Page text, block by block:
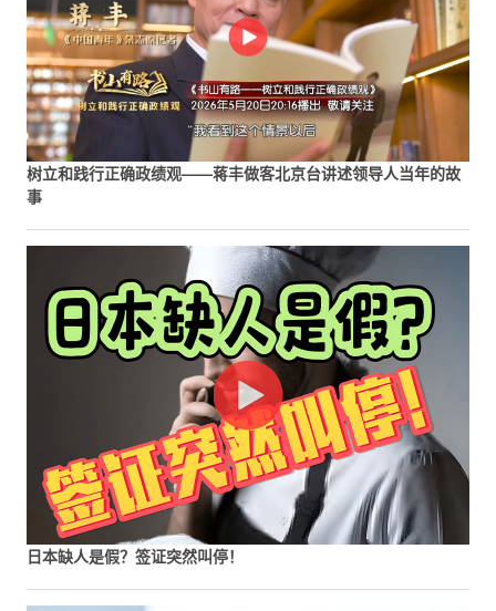
树立和践行正确政绩观——蒋丰做客北京台讲述领导人当年的故
事
日本缺人是假？签证突然叫停！